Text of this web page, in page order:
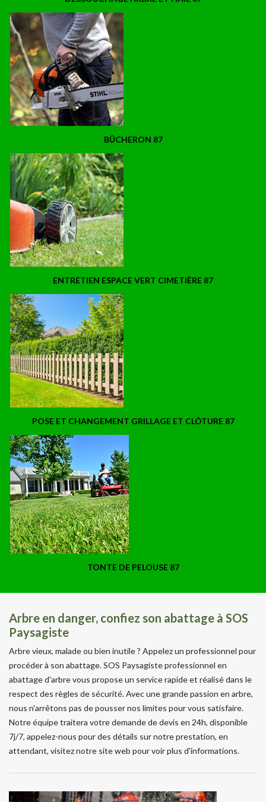
BÛCHERON 87
ENTRETIEN ESPACE VERT CIMETIÈRE 87
POSE ET CHANGEMENT GRILLAGE ET CLÔTURE 87
TONTE DE PELOUSE 87
Arbre en danger, confiez son abattage à SOS
Paysagiste
Arbre vieux, malade ou bien inutile ? Appelez un professionnel pour
procéder à son abattage. SOS Paysagiste professionnel en
abattage d'arbre vous propose un service rapide et réalisé dans le
respect des règles de sécurité. Avec une grande passion en arbre,
nous n'arrêtons pas de pousser nos limites pour vous satisfaire.
Notre équipe traitera votre demande de devis en 24h, disponible
7j/7, appelez-nous pour des détails sur notre prestation, en
attendant, visitez notre site web pour voir plus d'informations.